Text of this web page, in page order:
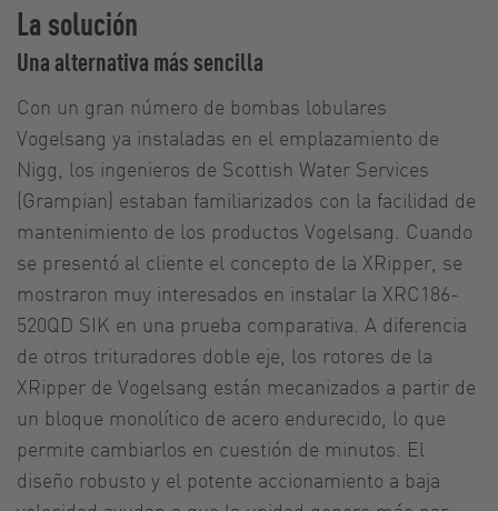
La solución
Una alternativa más sencilla
Con un gran número de bombas lobulares
Vogelsang ya instaladas en el emplazamiento de
Nigg, los ingenieros de Scottish Water Services
(Grampian) estaban familiarizados con la facilidad de
mantenimiento de los productos Vogelsang. Cuando
se presentó al cliente el concepto de la XRipper, se
mostraron muy interesados en instalar la XRC186-
520QD SIK en una prueba comparativa. A diferencia
de otros trituradores doble eje, los rotores de la
XRipper de Vogelsang están mecanizados a partir de
un bloque monolítico de acero endurecido, lo que
permite cambiarlos en cuestión de minutos. El
diseño robusto y el potente accionamiento a baja